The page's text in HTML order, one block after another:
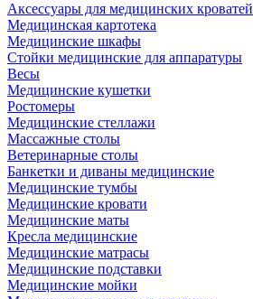
Аксессуары для медицинских кроватей
Медицинская картотека
Медицинские шкафы
Стойки медицинские для аппаратуры
Весы
Медицинские кушетки
Ростомеры
Медицинские стеллажи
Массажные столы
Ветеринарные столы
Банкетки и диваны медицинские
Медицинские тумбы
Медицинские кровати
Медицинские маты
Кресла медицинские
Медицинские матрасы
Медицинские подставки
Медицинские мойки